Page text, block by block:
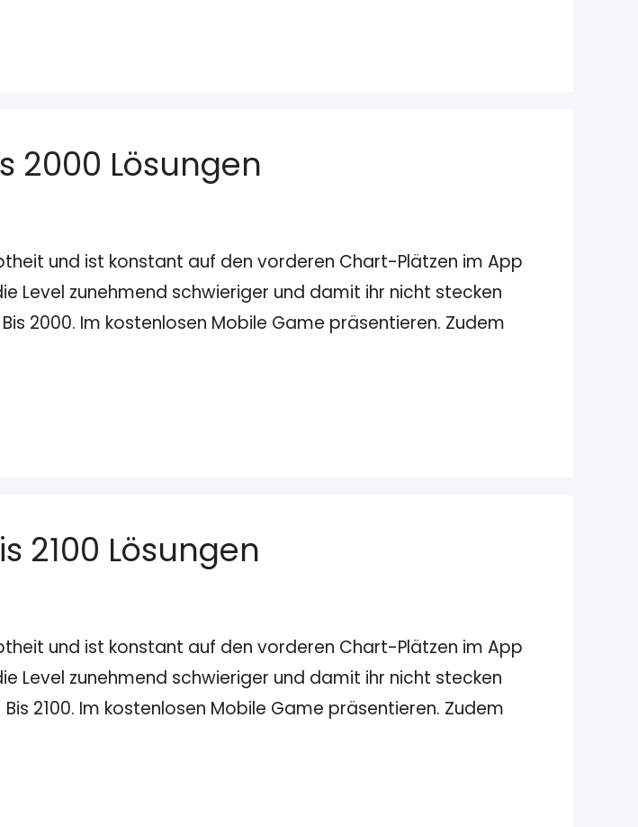
2000 Lösungen
und ist konstant auf den vorderen Chart-Plätzen im App
Level zunehmend schwieriger und damit ihr nicht stecken
2000. Im kostenlosen Mobile Game präsentieren. Zudem
2100 Lösungen
und ist konstant auf den vorderen Chart-Plätzen im App
Level zunehmend schwieriger und damit ihr nicht stecken
2100. Im kostenlosen Mobile Game präsentieren. Zudem